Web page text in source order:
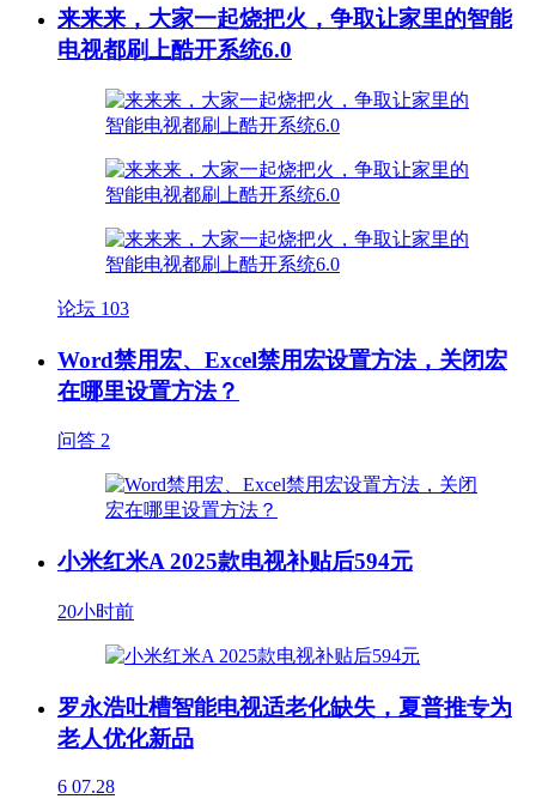
来来来，大家一起烧把火，争取让家里的智能
电视都刷上酷开系统6.0
论坛 103
Word禁用宏、Excel禁用宏设置方法，关闭宏
在哪里设置方法？
问答 2
小米红米A 2025款电视补贴后594元
20小时前
罗永浩吐槽智能电视适老化缺失，夏普推专为
老人优化新品
6 07.28